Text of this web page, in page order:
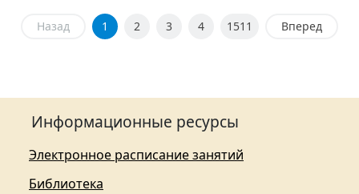
Назад 1 2 3 4 1511 Вперед
Информационные ресурсы
Электронное расписание занятий
Библиотека